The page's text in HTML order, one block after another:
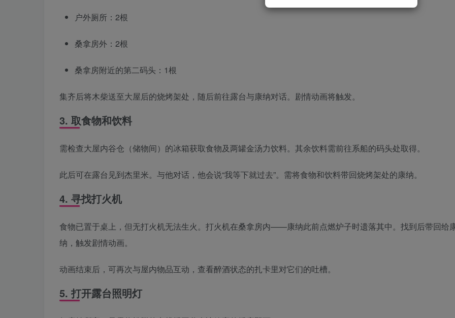
户外厕所：2根
桑拿房外：2根
桑拿房附近的第二码头：1根
集齐后将木柴送至大屋后的烧烤架处，随后前往露台与康纳对话。剧情动画将触发。
3. 取食物和饮料
需检查大屋内谷仓（储物间）的冰箱获取食物及两罐金汤力饮料。其余饮料需前往系船的码头处取得。
此后可在露台见到杰里米。与他对话，他会说“我等下就过去”。需将食物和饮料带回烧烤架处的康纳。
4. 寻找打火机
食物已置于桌上，但无打火机无法生火。打火机在桑拿房内——康纳此前点燃炉子时遗落其中。找到后带回给
纳，触发剧情动画。
动画结束后，可再次与屋内物品互动，查看醉酒状态的扎卡里对它们的吐槽。
5. 打开露台照明灯